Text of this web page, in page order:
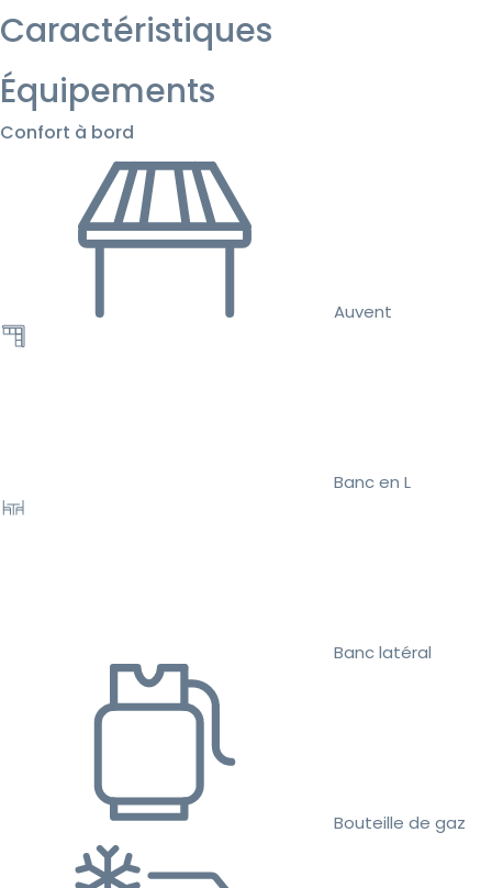
Caractéristiques
Équipements
Confort à bord
Auvent
Banc en L
Banc latéral
Bouteille de gaz